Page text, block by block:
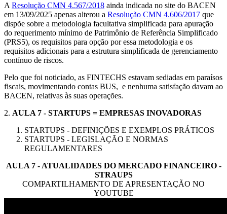
A Resolução CMN 4.567/2018 ainda indicada no site do BACEN
em 13/09/2025 apenas alterou a Resolução CMN 4.606/2017 que
dispõe sobre a metodologia facultativa simplificada para apuração
do requerimento mínimo de Patrimônio de Referência Simplificado
(PRS5), os requisitos para opção por essa metodologia e os
requisitos adicionais para a estrutura simplificada de gerenciamento
contínuo de riscos.
Pelo que foi noticiado, as FINTECHS estavam sediadas em paraísos
fiscais, movimentando contas BUS, e nenhuma satisfação davam ao
BACEN, relativas às suas operações.
2. AULA 7 - STARTUPS = EMPRESAS INOVADORAS
STARTUPS - DEFINIÇÕES E EXEMPLOS PRÁTICOS
STARTUPS - LEGISLAÇÃO E NORMAS
REGULAMENTARES
AULA 7 - ATUALIDADES DO MERCADO FINANCEIRO -
STRAUPS
COMPARTILHAMENTO DE APRESENTAÇÃO NO
YOUTUBE